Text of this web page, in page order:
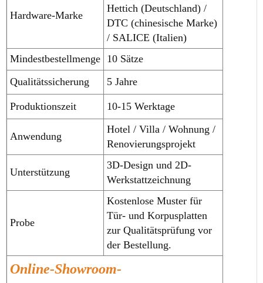
Hardware-Marke
Hettich (Deutschland) /
DTC (chinesische Marke)
/ SALICE (Italien)
Mindestbestellmenge 10 Sätze
Qualitätssicherung
5 Jahre
Produktionszeit 10-15 Werktage
Anwendung
Hotel / Villa / Wohnung /
Renovierungsprojekt
Unterstützung
3D-Design und 2D-
Werkstattzeichnung
Probe
Kostenlose Muster für
Tür- und Korpusplatten
zur Qualitätsprüfung vor
der Bestellung.
Online-Showroom-